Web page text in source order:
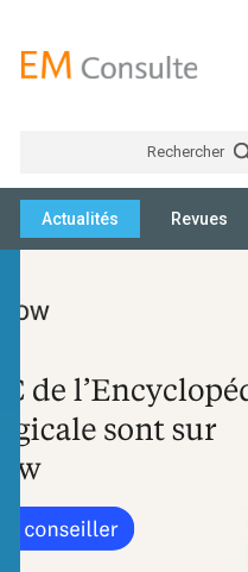
Rechercher
Actualités Revues